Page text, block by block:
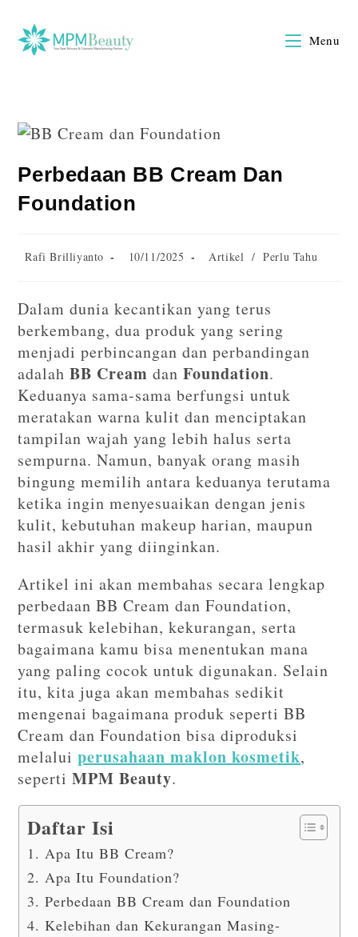
Menu
Perbedaan BB Cream Dan
Foundation
Rafi Brilliyanto 10/11/2025 Artikel / Perlu Tahu
Dalam dunia kecantikan yang terus
berkembang, dua produk yang sering
menjadi perbincangan dan perbandingan
adalahBB Cream danFoundation.
Keduanya sama-sama berfungsi untuk
meratakan warna kulit dan menciptakan
tampilan wajah yang lebih halus serta
sempurna. Namun, banyak orang masih
bingung memilih antara keduanya terutama
ketika ingin menyesuaikan dengan jenis
kulit, kebutuhan makeup harian, maupun
hasil akhir yang diinginkan.
Artikel ini akan membahas secara lengkap
perbedaan BB Cream dan Foundation,
termasuk kelebihan, kekurangan, serta
bagaimana kamu bisa menentukan mana
yang paling cocok untuk digunakan. Selain
itu, kita juga akan membahas sedikit
mengenai bagaimana produk seperti BB
Cream dan Foundation bisa diproduksi
melaluiperusahaan maklon kosmetik,
sepertiMPM Beauty.
Daftar Isi
1. Apa Itu BB Cream?
2. Apa Itu Foundation?
3. Perbedaan BB Cream dan Foundation
4. Kelebihan dan Kekurangan Masing-